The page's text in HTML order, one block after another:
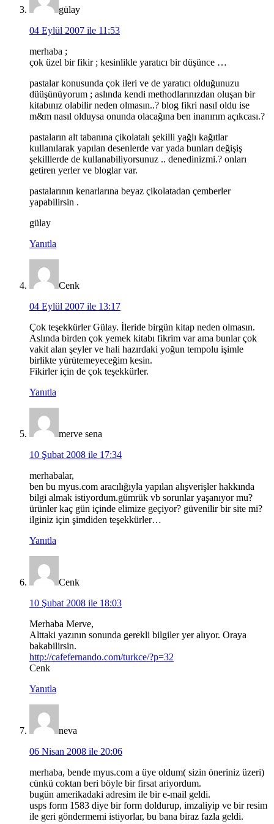
gülay
04 Eylül 2007 ile 11:53
merhaba ;
çok üzel bir fikir ; kesinlikle yaratıcı bir düşünce …
pastalar konusunda çok ileri ve de yaratıcı olduğunuzu
düüşünüyorum ; aslında kendi methodlarınızdan oluşan bir
kitabınız olabilir neden olmasın..? blog fikri nasıl oldu ise
m&m nasıl olduysa onunda olacağına ben inanırım açıkcası.?
pastaların alt tabanına çikolatalı şekilli yağlı kağıtlar
kullanılarak yapılan desenlerde var yada bunları değişiş
şekilllerde de kullanabiliyorsunuz .. denedinizmi.? onları
getiren yerler ve bloglar var.
pastalarının kenarlarına beyaz çikolatadan çemberler
yapabilirsin .
gülay
Yanıtla
Cenk
04 Eylül 2007 ile 13:17
Çok teşekkürler Gülay. İleride birgün kitap neden olmasın.
Aslında birden çok yemek kitabı fikrim var ama bunlar çok
vakit alan şeyler ve hali hazırdaki yoğun tempolu işimle
birlikte yürütemeyeceğim kesin.
Fikirler için de çok teşekkürler.
Yanıtla
merve sena
10 Şubat 2008 ile 17:34
merhabalar,
ben bu myus.com aracılığıyla yapılan alışverişler hakkında
bilgi almak istiyordum.gümrük vb sorunlar yaşanıyor mu?
ürünler kaç gün içinde elimize geçiyor? güvenilir bir site mi?
ilginiz için şimdiden teşekkürler…
Yanıtla
Cenk
10 Şubat 2008 ile 18:03
Merhaba Merve,
Alttaki yazının sonunda gerekli bilgiler yer alıyor. Oraya
bakabilirsin.
http://cafefernando.com/turkce/?p=32
Cenk
Yanıtla
neva
06 Nisan 2008 ile 20:06
merhaba, bende myus.com a üye oldum( sizin öneriniz üzeri)
cünkü coktan beri böyle bir firsat ariyordum.
bugün amerikadaki adresim ile bir e-mail geldi.
usps form 1583 diye bir form doldurup, imzaliyip ve bir resim
ile geri göndermemi istiyorlar, bu bana biraz fazla geldi.